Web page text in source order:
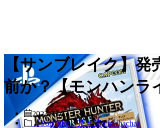
【サンブレイク】
前か？【モンハンラ
2023.03.03
【YouTube】茶々茶(chachacha)